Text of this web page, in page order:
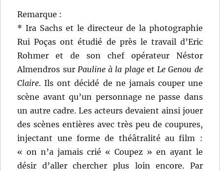
Remarque :
* Ira Sachs et le directeur de la photographie
Rui Poças ont étudié de près le travail d’Eric
Rohmer et de son chef opérateur Néstor
Almendros sur Pauline à la plageet Le Genou de
Claire. Ils ont décidé de ne jamais couper une
scène avant qu’un personnage ne passe dans
un autre cadre. Les acteurs devaient ainsi jouer
des scènes entières avec très peu de coupures,
injectant une forme de théâtralité au film :
« on n’a jamais crié « Coupez » en ayant le
désir d’aller chercher plus loin encore. Par